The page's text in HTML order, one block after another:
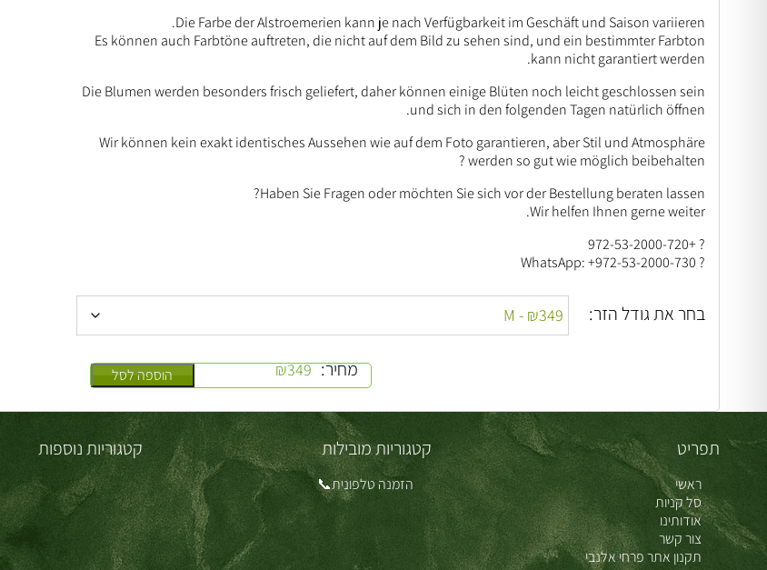
Die Farbe der Alstroemerien kann je nach Verfügbarkeit im Geschäft und Saison variieren.
Es können auch Farbtöne auftreten, die nicht auf dem Bild zu sehen sind, und ein bestimmter Farbton
kann nicht garantiert werden.
Die Blumen werden besonders frisch geliefert, daher können einige Blüten noch leicht geschlossen sein
und sich in den folgenden Tagen natürlich öffnen.
Wir können kein exakt identisches Aussehen wie auf dem Foto garantieren, aber Stil und Atmosphäre
werden so gut wie möglich beibehalten ?
Haben Sie Fragen oder möchten Sie sich vor der Bestellung beraten lassen?
Wir helfen Ihnen gerne weiter.
? +972-53-2000-720
? WhatsApp: +972-53-2000-730
בחר את גודל הזר:
מחיר: ₪349 הוספה לסל
תפריט
ראשי
סל קניות
אודותינו
צור קשר
תקנון אתר פרחי אלנבי
קטגוריות מובילות
הזמנה טלפונית📞
קטגוריות נוספות